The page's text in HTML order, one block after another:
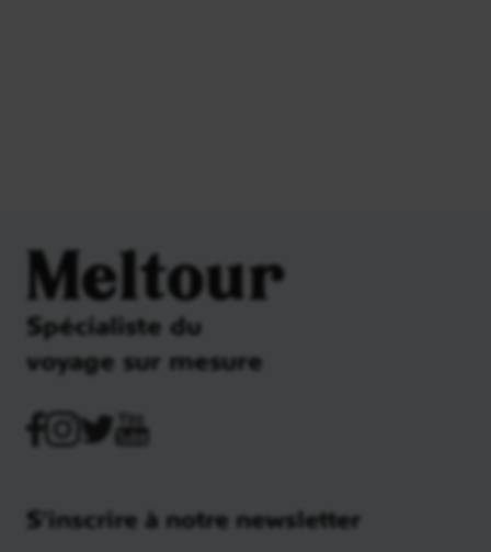
Meltour
Spécialiste du
voyage sur mesure
S'inscrire à notre newsletter